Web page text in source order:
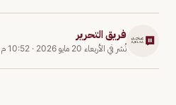
فريق التحرير
نُشر في الأربعاء 20 مايو 2026 · 10:52 م